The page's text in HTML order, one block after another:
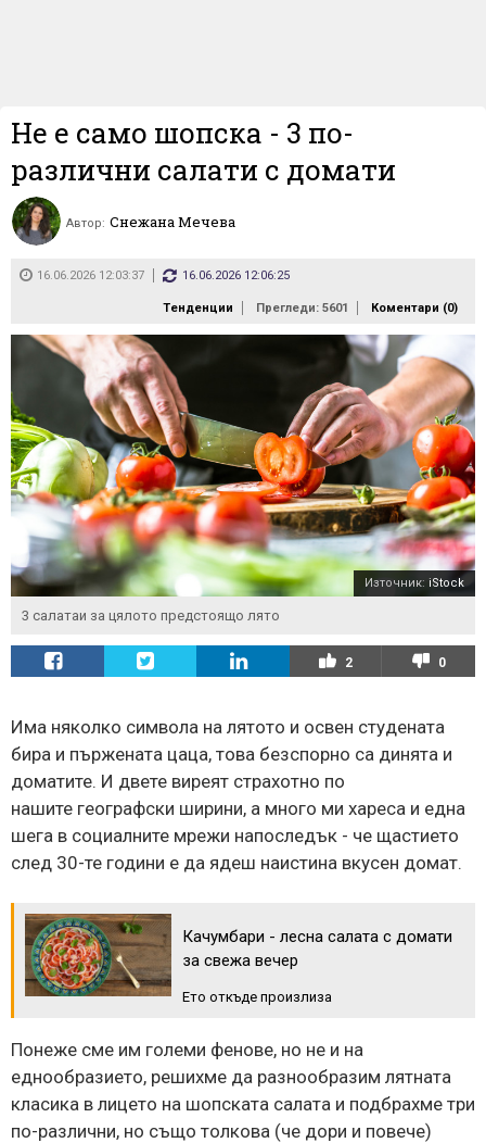
Не е само шопска - 3 по-
различни салати с домати
Автор: Снежана Мечева
16.06.2026 12:03:37 16.06.2026 12:06:25
Тенденции Прегледи: 5601 Коментари (0)
Източник: iStock
3 салатаи за цялото предстоящо лято
2 0
Има няколко символа на лятото и освен студената
бира и пържената цаца, това безспорно са динята и
доматите. И двете виреят страхотно по
нашите географски ширини, а много ми хареса и една
шега в социалните мрежи напоследък - че щастието
след 30-те години е да ядеш наистина вкусен домат.
Качумбари - лесна салата с домати
за свежа вечер
Ето откъде произлиза
Понеже сме им големи фенове, но не и на
еднообразието, решихме да разнообразим лятната
класика в лицето на шопската салата и подбрахме три
по-различни, но също толкова (че дори и повече)